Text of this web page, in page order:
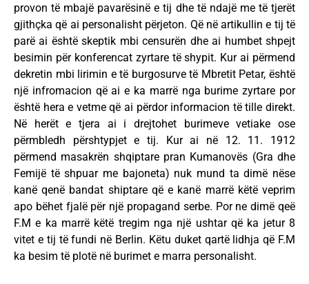
provon të mbajë pavarësinë e tij dhe të ndajë me të tjerët
gjithçka që ai personalisht përjeton. Që në artikullin e tij të
parë ai është skeptik mbi censurën dhe ai humbet shpejt
besimin për konferencat zyrtare të shypit. Kur ai përmend
dekretin mbi lirimin e të burgosurve të Mbretit Petar, është
një infromacion që ai e ka marrë nga burime zyrtare por
është hera e vetme që ai përdor informacion të tille direkt.
Në herët e tjera ai i drejtohet burimeve vetiake ose
përmbledh përshtypjet e tij. Kur ai në 12. 11. 1912
përmend masakrën shqiptare pran Kumanovës (Gra dhe
Femijë të shpuar me bajoneta) nuk mund ta dimë nëse
kanë qenë bandat shiptare që e kanë marrë këtë veprim
apo bëhet fjalë për një propagand serbe. Por ne dimë qeë
F.M e ka marrë këtë tregim nga një ushtar që ka jetur 8
vitet e tij të fundi në Berlin. Këtu duket qartë lidhja që F.M
ka besim të plotë në burimet e marra personalisht.